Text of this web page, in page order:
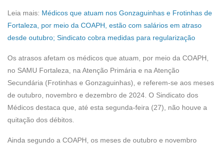
Leia mais: Médicos que atuam nos Gonzaguinhas e Frotinhas de
Fortaleza, por meio da COAPH, estão com salários em atraso
desde outubro; Sindicato cobra medidas para regularização
Os atrasos afetam os médicos que atuam, por meio da COAPH,
no SAMU Fortaleza, na Atenção Primária e na Atenção
Secundária (Frotinhas e Gonzaguinhas), e referem-se aos meses
de outubro, novembro e dezembro de 2024. O Sindicato dos
Médicos destaca que, até esta segunda-feira (27), não houve a
quitação dos débitos.
Ainda segundo a COAPH, os meses de outubro e novembro